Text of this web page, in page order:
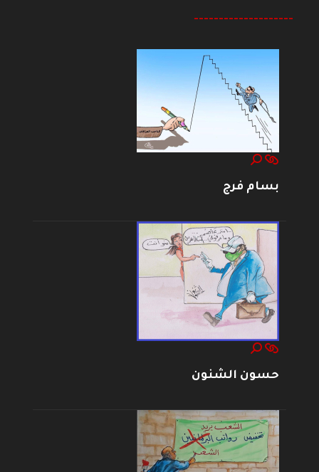
--------------------
بسام فرج
حسون الشنون